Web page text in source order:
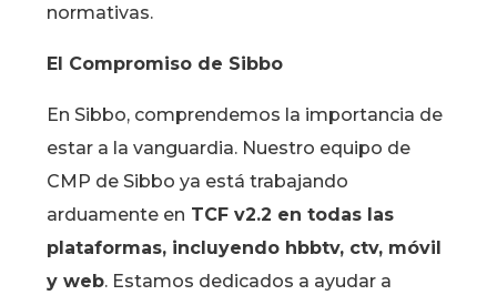
normativas.
El Compromiso de Sibbo
En Sibbo, comprendemos la importancia de
estar a la vanguardia. Nuestro equipo de
CMP de Sibbo ya está trabajando
arduamente en TCF v2.2 en todas las
plataformas, incluyendo hbbtv, ctv, móvil
y web. Estamos dedicados a ayudar a